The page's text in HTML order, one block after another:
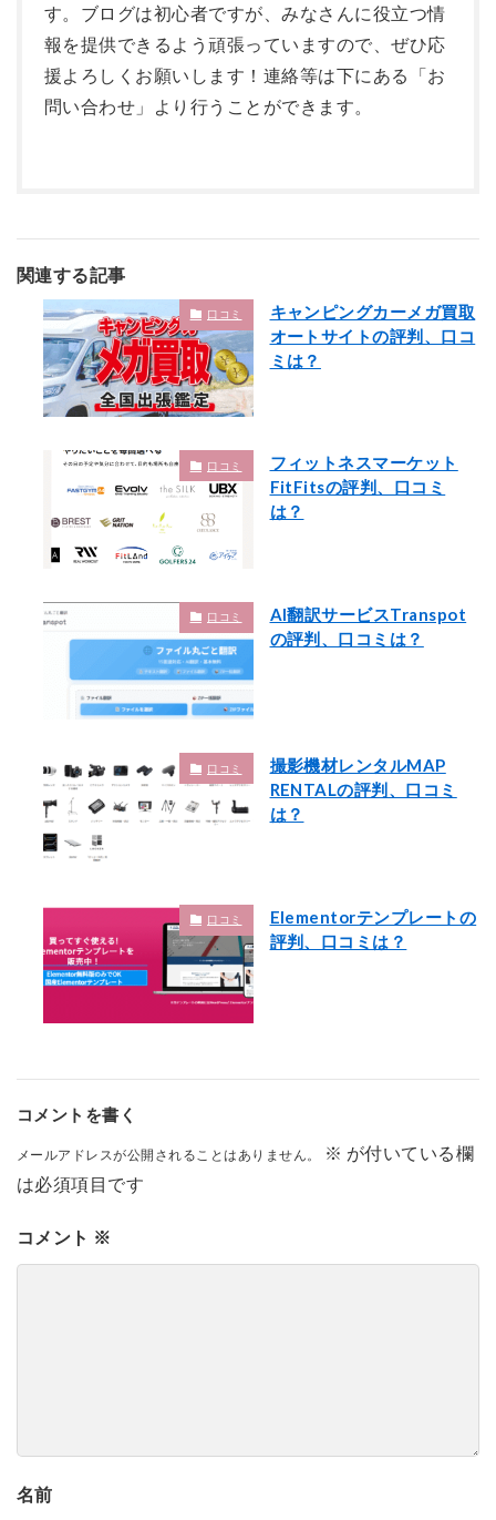
す。ブログは初心者ですが、みなさんに役立つ情
報を提供できるよう頑張っていますので、ぜひ応
援よろしくお願いします！連絡等は下にある「お
問い合わせ」より行うことができます。
関連する記事
口コミ
キャンピングカーメガ買取
オートサイトの評判、口コ
ミは？
口コミ
フィットネスマーケット
FitFitsの評判、口コミ
は？
口コミ
AI翻訳サービスTranspot
の評判、口コミは？
口コミ
撮影機材レンタルMAP
RENTALの評判、口コミ
は？
口コミ
Elementorテンプレートの
評判、口コミは？
コメントを書く
メールアドレスが公開されることはありません。 ※ が付いている欄
は必須項目です
コメント ※
名前